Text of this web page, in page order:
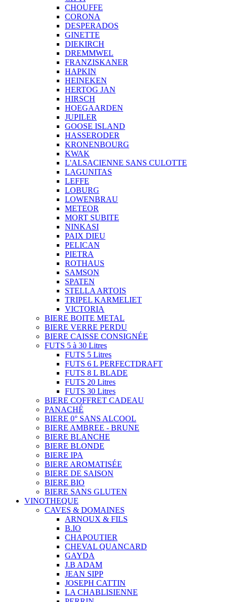
CHOUFFE
CORONA
DESPERADOS
GINETTE
DIEKIRCH
DREMMWEL
FRANZISKANER
HAPKIN
HEINEKEN
HERTOG JAN
HIRSCH
HOEGAARDEN
JUPILER
GOOSE ISLAND
HASSERODER
KRONENBOURG
KWAK
L'ALSACIENNE SANS CULOTTE
LAGUNITAS
LEFFE
LOBURG
LOWENBRAU
METEOR
MORT SUBITE
NINKASI
PAIX DIEU
PELICAN
PIETRA
ROTHAUS
SAMSON
SPATEN
STELLA ARTOIS
TRIPEL KARMELIET
VICTORIA
BIERE BOITE METAL
BIERE VERRE PERDU
BIERE CAISSE CONSIGNÉE
FUTS 5 à 30 Litres
FUTS 5 Litres
FUTS 6 L PERFECTDRAFT
FUTS 8 L BLADE
FUTS 20 Litres
FUTS 30 Litres
BIERE COFFRET CADEAU
PANACHÉ
BIERE 0° SANS ALCOOL
BIERE AMBREE - BRUNE
BIERE BLANCHE
BIERE BLONDE
BIERE IPA
BIERE AROMATISÉE
BIERE DE SAISON
BIERE BIO
BIERE SANS GLUTEN
VINOTHEQUE
CAVES & DOMAINES
ARNOUX & FILS
B.IO
CHAPOUTIER
CHEVAL QUANCARD
GAYDA
J.B ADAM
JEAN SIPP
JOSEPH CATTIN
LA CHABLISIENNE